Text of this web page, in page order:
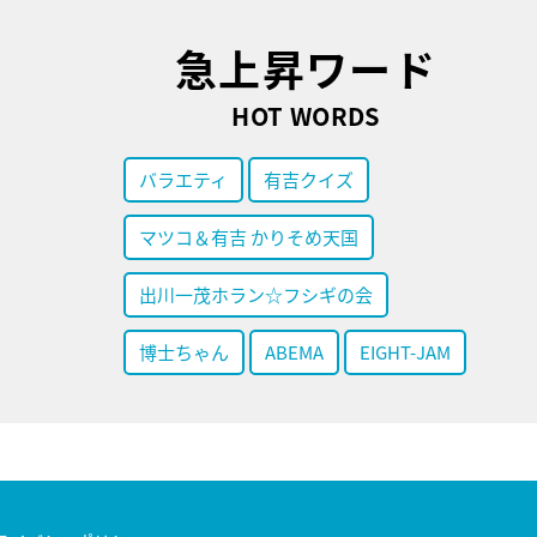
急上昇ワード
HOT WORDS
バラエティ 有吉クイズ
マツコ＆有吉 かりそめ天国
出川一茂ホラン☆フシギの会
博士ちゃん ABEMA EIGHT-JAM